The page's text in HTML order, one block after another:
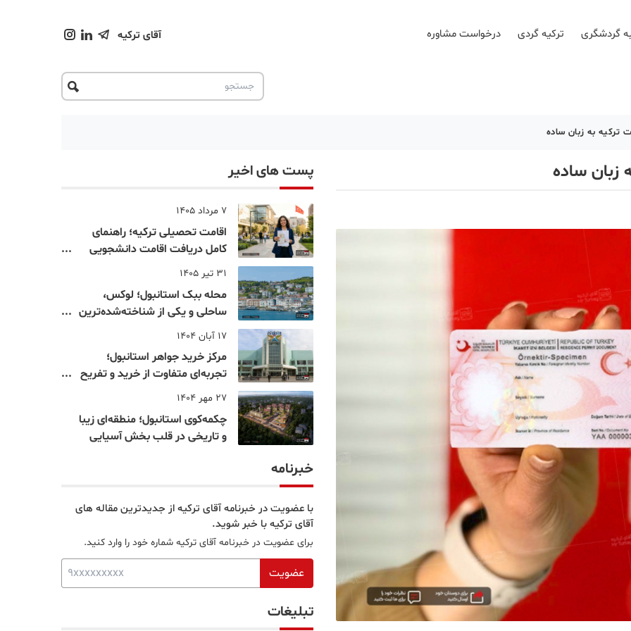
گردشگری ترکیه گردی درخواست مشاوره آقای ترکیه
ترکیه به زبان ساده
زبان ساده پست های اخیر
7 مرداد 1405
اقامت تحصیلی ترکیه؛ راهنمای
کامل دریافت اقامت دانشجویی
ترکیه در سال ۲۰۲۶
31 تیر 1405
محله ببک استانبول؛ لوکس،
ساحلی و یکی از شناخته‌شده‌ترین
نقاط بسفر
17 آبان 1404
مرکز خرید جواهر استانبول؛
تجربه‌ای متفاوت از خرید و تفریح
در قلب استانبول
27 مهر 1404
چکمه‌کوی استانبول؛ منطقه‌ای زیبا
و تاریخی در قلب بخش آسیایی
خبرنامه
با عضویت در خبرنامه آقای ترکیه از جدیدترین مقاله های
آقای ترکیه با خبر شوید.
برای عضویت در خبرنامه آقای ترکیه شماره خود را وارد کنید.
عضویت
تبلیغات